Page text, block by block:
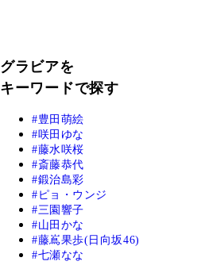
グラビアを
キーワードで探す
豊田萌絵
咲田ゆな
藤水咲桜
斎藤恭代
鍛治島彩
ピョ・ウンジ
三園響子
山田かな
藤嶌果歩(日向坂46)
七瀬なな